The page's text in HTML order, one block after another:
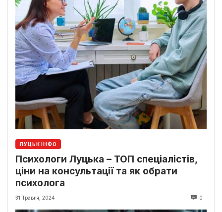
ЛУЦЬК ІНФО
Психологи Луцька – ТОП спеціалістів,
ціни на консультації та як обрати
психолога
31 Травня, 2024 0